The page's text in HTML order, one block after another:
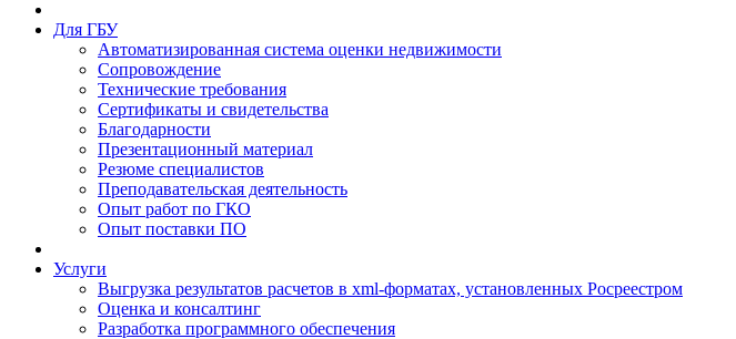
Для ГБУ
Автоматизированная система оценки недвижимости
Сопровождение
Технические требования
Сертификаты и свидетельства
Благодарности
Презентационный материал
Резюме специалистов
Преподавательская деятельность
Опыт работ по ГКО
Опыт поставки ПО
Услуги
Выгрузка результатов расчетов в xml-форматах, установленных Росреестром
Оценка и консалтинг
Разработка программного обеспечения